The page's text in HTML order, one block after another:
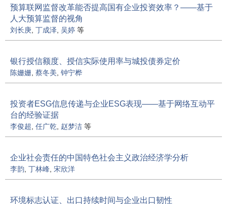
预算联网监督改革能否提高国有企业投资效率？——基于
人大预算监督的视角
刘长庚 丁成泽 吴婷 等
银行授信额度、授信实际使用率与城投债券定价
陈姗姗 蔡冬美 钟宁桦
投资者ESG信息传递与企业ESG表现——基于网络互动平
台的经验证据
李俊超 任广乾 赵梦洁 等
企业社会责任的中国特色社会主义政治经济学分析
李韵 丁林峰 宋欣洋
环境标志认证、出口持续时间与企业出口韧性